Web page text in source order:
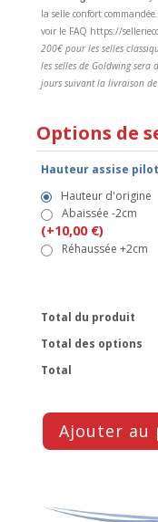
Options de
Hauteur assise
Hauteur d'origine
Abaissée -2cm
(+10,00 €)
Réhaussée +2cm
la selle confort commandée.
voir le FAQ https://
200€ pour les selles
les selles de Goldwing sera
jours suivant la livraison
Total du produit
Total des options
Total
Ajouter au